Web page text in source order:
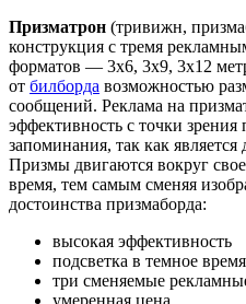
Призматрон (тривижн,
конструкция с тремя
форматов — 3х6, 3х9, 3х12
от билборда возможностью
сообщений. Реклама на
эффективность с точки
запоминания, так как
Призмы двигаются вокруг
время, тем самым сменяя
достоинства призмаборда:
высокая эффективность
подсветка в темное
три сменяемые
умеренная цена